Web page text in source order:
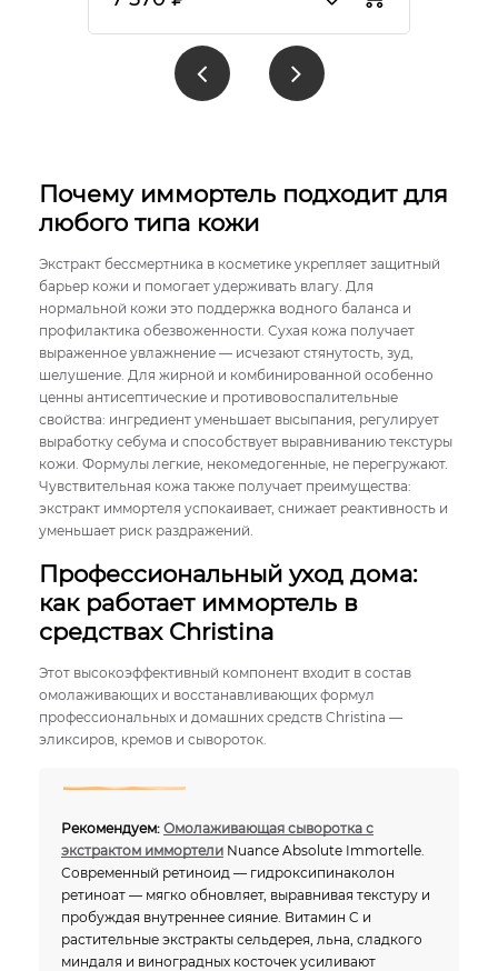
Почему иммортель подходит для
любого типа кожи
Экстракт бессмертника в косметике укрепляет защитный
барьер кожи и помогает удерживать влагу. Для
нормальной кожи это поддержка водного баланса и
профилактика обезвоженности. Сухая кожа получает
выраженное увлажнение — исчезают стянутость, зуд,
шелушение. Для жирной и комбинированной особенно
ценны антисептические и противовоспалительные
свойства: ингредиент уменьшает высыпания, регулирует
выработку себума и способствует выравниванию текстуры
кожи. Формулы легкие, некомедогенные, не перегружают.
Чувствительная кожа также получает преимущества:
экстракт иммортеля успокаивает, снижает реактивность и
уменьшает риск раздражений.
Профессиональный уход дома:
как работает иммортель в
средствах Christina
Этот высокоэффективный компонент входит в состав
омолаживающих и восстанавливающих формул
профессиональных и домашних средств Christina —
эликсиров, кремов и сывороток.
Рекомендуем: Омолаживающая сыворотка с
экстрактом иммортели Nuance Absolute Immortelle.
Современный ретиноид — гидроксипинаколон
ретиноат — мягко обновляет, выравнивая текстуру и
пробуждая внутреннее сияние. Витамин C и
растительные экстракты сельдерея, льна, сладкого
миндаля и виноградных косточек усиливают